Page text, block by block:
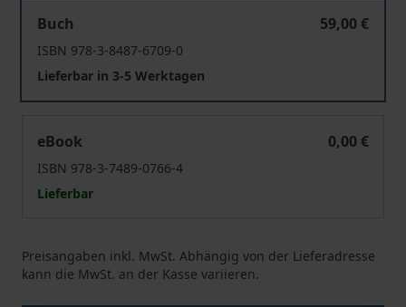
Buch
59,00 €
ISBN 978-3-8487-6709-0
Lieferbar in 3-5 Werktagen
eBook
0,00 €
ISBN 978-3-7489-0766-4
Lieferbar
Preisangaben inkl. MwSt. Abhängig von der Lieferadresse
kann die MwSt. an der Kasse variieren.